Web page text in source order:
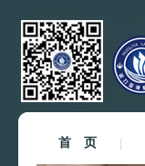
首 页